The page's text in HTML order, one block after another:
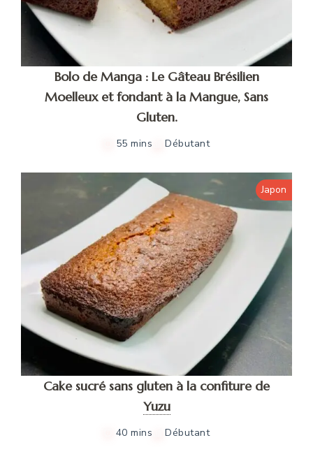
Bolo de Manga : Le Gâteau Brésilien
Moelleux et fondant à la Mangue, Sans
Gluten.
55 mins Débutant
Japon
Cake sucré sans gluten à la confiture de
Yuzu
40 mins Débutant